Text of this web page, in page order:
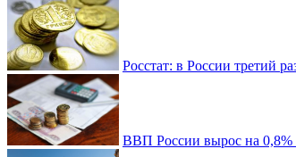
Росстат: в России третий
ВВП России вырос на 0,8%